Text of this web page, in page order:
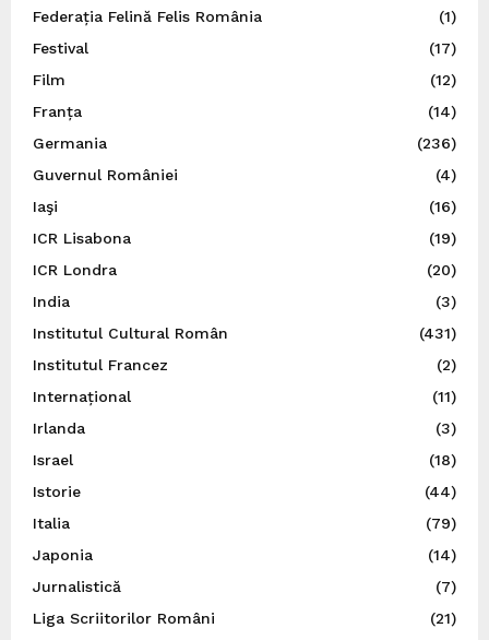
Federația Felină Felis România
(1)
Festival
(17)
Film
(12)
Franța
(14)
Germania
(236)
Guvernul României
(4)
Iaşi
(16)
ICR Lisabona
(19)
ICR Londra
(20)
India
(3)
Institutul Cultural Român
(431)
Institutul Francez
(2)
Internațional
(11)
Irlanda
(3)
Israel
(18)
Istorie
(44)
Italia
(79)
Japonia
(14)
Jurnalistică
(7)
Liga Scriitorilor Români
(21)